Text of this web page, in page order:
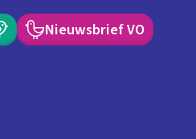
Nieuwsbrief VO